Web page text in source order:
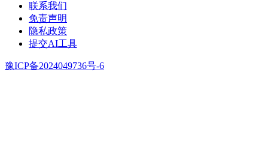
联系我们
免责声明
隐私政策
提交AI工具
豫ICP备2024049736号-6